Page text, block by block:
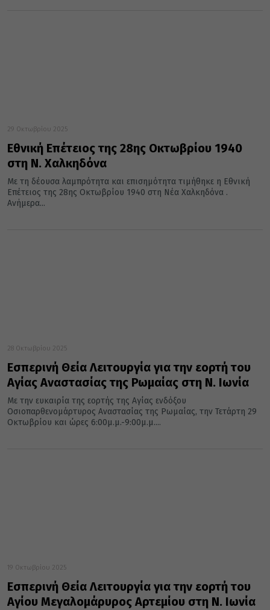
29 Οκτωβρίου 2025
Εθνική Επέτειος της 28ης Οκτωβρίου 1940
στη Ν. Χαλκηδόνα
Με τη δέουσα λαμπρότητα και επισημότητα τιμήθηκε η Εθνική
Επέτειος της 28ης Οκτωβρίου 1940 στη Νέα Χαλκηδόνα .
Ανήμερα...
28 Οκτωβρίου 2025
Εσπερινή Θεία Λειτουργία για την εορτή του
Αγίας Αναστασίας της Ρωμαίας στη Ν. Ιωνία
Με την ευκαιρία της εορτής της Αγίας ενδόξου
Οσιοπαρθενομάρτυρος Αναστασίας της Ρωμαίας, την Τετάρτη 29
Οκτωβρίου και ώρες 6:00μ.μ.-9:00μ.μ....
19 Οκτωβρίου 2025
Εσπερινή Θεία Λειτουργία για την εορτή του
Αγίου Μεγαλομάρυρος Αρτεμίου στη Ν. Ιωνία